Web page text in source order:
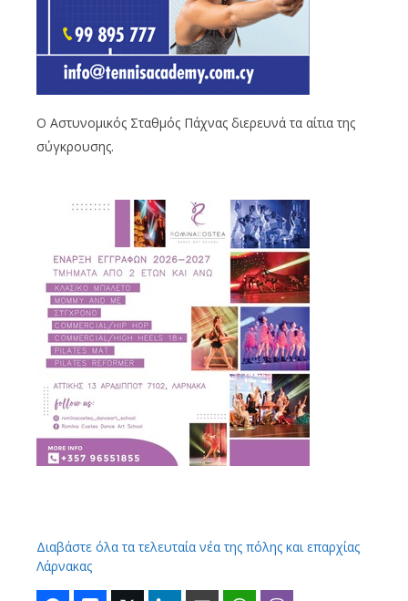
Ο Αστυνομικός Σταθμός Πάχνας διερευνά τα αίτια της
σύγκρουσης.
Διαβάστε όλα τα τελευταία νέα της πόλης και επαρχίας
Λάρνακας